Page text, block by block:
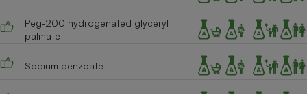
Peg-200 hydrogenated glyceryl
palmate
Sodium benzoate
Robot ménager